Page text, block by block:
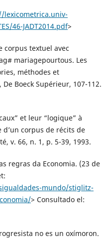
lexicometrica.univ-
46-JADT2014.pdf>
corpus textuel avec
mariagepourtous. Les
méthodes et
Boeck Supérieur, 107-112.
et leur “logique” à
corpus de récits de
v. 66, n. 1, p. 5-39, 1993.
regras da Economia. (23 de
mundo/stiglitz-
> Consultado el:
no es un oxímoron.